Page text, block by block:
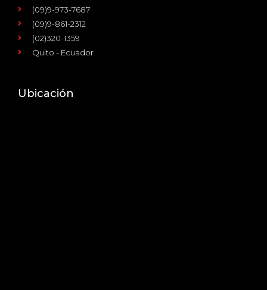
(09)9-973-7687
(09)9-861-2312
(02)320-1359
Quito - Ecuador
Ubicación